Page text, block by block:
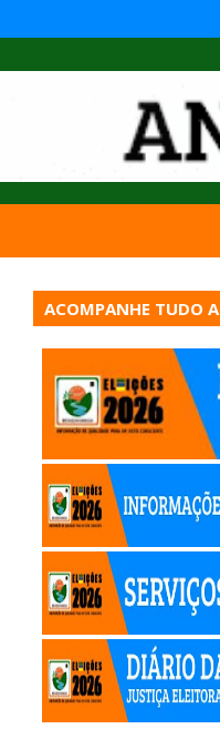
ACOMPANHE TUDO